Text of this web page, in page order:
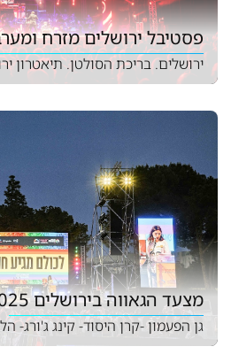
פסטיבל ירושלים מזרח
ירושלים. בריכת הסולטן. תיאטרון ירושלים 2-
מצעד הגאווה בירושלים 2025
גן הפעמון -קרן היסוד- קינג ג'ורג-